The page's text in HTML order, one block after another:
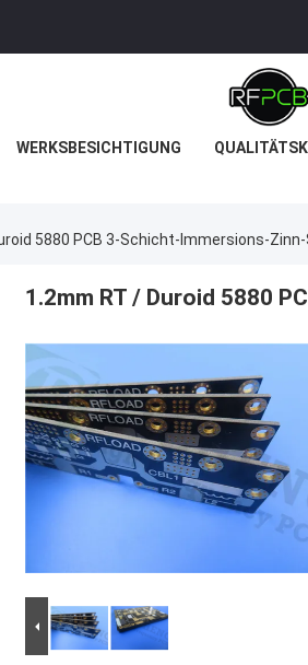
WERKSBESICHTIGUNG
5880 PCB 3-Schicht-Immersions-
1.2mm RT / Duroid 5880